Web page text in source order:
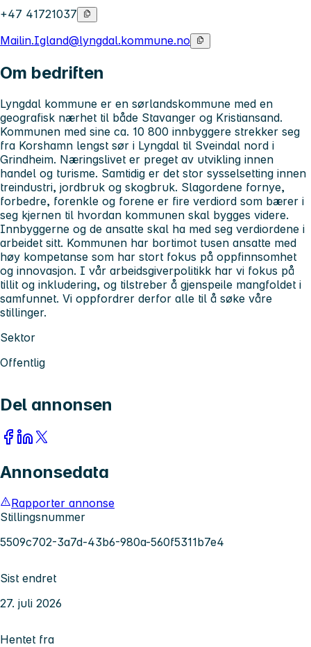
+47 41721037
Mailin.Igland@lyngdal.kommune.no
Om bedriften
Lyngdal kommune er en sørlandskommune med en
geografisk nærhet til både Stavanger og Kristiansand.
Kommunen med sine ca. 10 800 innbyggere strekker seg
fra Korshamn lengst sør i Lyngdal til Sveindal nord i
Grindheim. Næringslivet er preget av utvikling innen
handel og turisme. Samtidig er det stor sysselsetting innen
treindustri, jordbruk og skogbruk. Slagordene fornye,
forbedre, forenkle og forene er fire verdiord som bærer i
seg kjernen til hvordan kommunen skal bygges videre.
Innbyggerne og de ansatte skal ha med seg verdiordene i
arbeidet sitt. Kommunen har bortimot tusen ansatte med
høy kompetanse som har stort fokus på oppfinnsomhet
og innovasjon. I vår arbeidsgiverpolitikk har vi fokus på
tillit og inkludering, og tilstreber å gjenspeile mangfoldet i
samfunnet. Vi oppfordrer derfor alle til å søke våre
stillinger.
Sektor
Offentlig
Del annonsen
Annonsedata
Rapporter annonse
Stillingsnummer
5509c702-3a7d-43b6-980a-560f5311b7e4
Sist endret
27. juli 2026
Hentet fra